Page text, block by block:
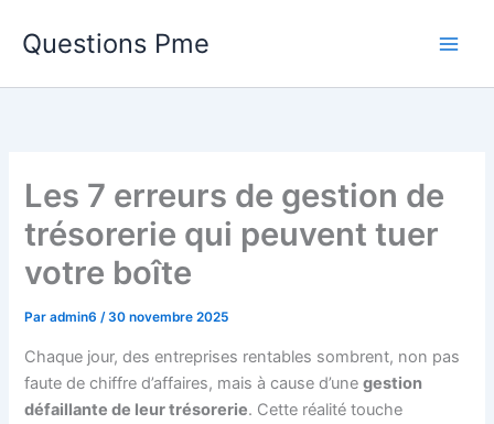
Questions Pme
Les 7 erreurs de gestion de
trésorerie qui peuvent tuer
votre boîte
Paradmin6/30 novembre 2025
Chaque jour, des entreprises rentables sombrent, non pas
faute de chiffre d’affaires, mais à cause d’unegestion
défaillante de leur trésorerie. Cette réalité touche